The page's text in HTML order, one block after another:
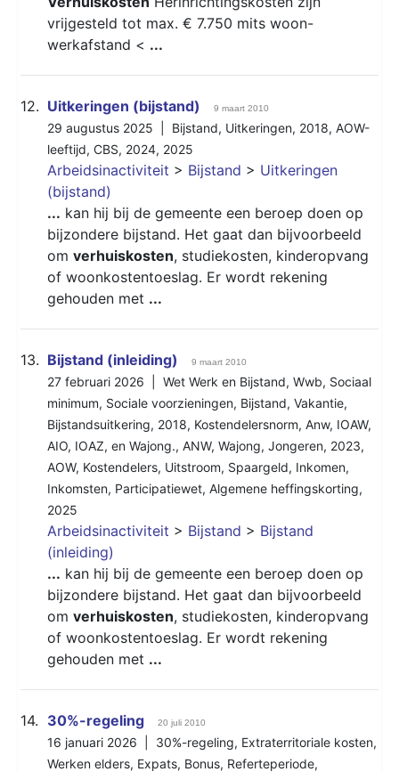
vrijgesteld tot max. € 7.750 mits woon-
werkafstand < ...
12. Uitkeringen (bijstand) 9 maart 2010
29 augustus 2025 | Bijstand, Uitkeringen, 2018, AOW-
leeftijd, CBS, 2024, 2025
Arbeidsinactiviteit > Bijstand > Uitkeringen
(bijstand)
... kan hij bij de gemeente een beroep doen op
bijzondere bijstand. Het gaat dan bijvoorbeeld
om verhuiskosten, studiekosten, kinderopvang
of woonkostentoeslag. Er wordt rekening
gehouden met ...
13. Bijstand (inleiding) 9 maart 2010
27 februari 2026 | Wet Werk en Bijstand, Wwb, Sociaal
minimum, Sociale voorzieningen, Bijstand, Vakantie,
Bijstandsuitkering, 2018, Kostendelersnorm, Anw, IOAW,
AIO, IOAZ, en Wajong., ANW, Wajong, Jongeren, 2023,
AOW, Kostendelers, Uitstroom, Spaargeld, Inkomen,
Inkomsten, Participatiewet, Algemene heffingskorting,
2025
Arbeidsinactiviteit > Bijstand > Bijstand
(inleiding)
... kan hij bij de gemeente een beroep doen op
bijzondere bijstand. Het gaat dan bijvoorbeeld
om verhuiskosten, studiekosten, kinderopvang
of woonkostentoeslag. Er wordt rekening
gehouden met ...
14. 30%-regeling 20 juli 2010
16 januari 2026 | 30%-regeling, Extraterritoriale kosten,
Werken elders, Expats, Bonus, Referteperiode,